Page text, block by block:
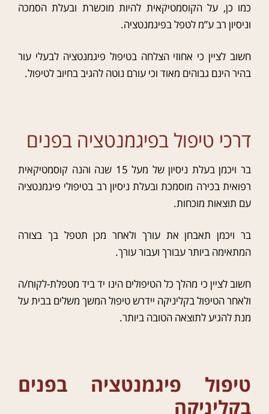
כמו כן, על הקוסמטיקאית להיות מוכשרת ובעלת הסמכה
וניסיון רב ע”מ לטפל בפיגמנטציה.
חשוב לציין כי אחוזי הצלחה בטיפול פיגמנטציה לבעלי עור
בהיר הינם גבוהים מאוד וכי עורם נוטה להגיב בחיוב לטיפול.
דרכי טיפול בפיגמנטציה בפנים
בר ויכמן בעלת ניסיון של מעל 15 שנה והנה קוסמטיקאית
רפואית בכירה מוסמכת ובעלת ניסיון רב בטיפולי פיגמנטציה
עם תוצאות מוכחות.
בר ויכמן תאבחן את עורך ולאחר מכן תטפל בך בצורה
המתאימה ביותר עבורך ועבור עורך.
חשוב לציין כי מהלך כל הטיפולים הינו יד ביד מטפלת-לקוח/ה
ולאחר הטיפול בקליניקה יידרש טיפול המשך משלים בבית על
מנת להגיע לתוצאה הטובה ביותר.
טיפול פיגמנטציה בפנים
בקליניקה